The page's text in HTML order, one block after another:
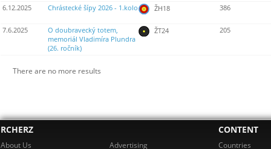
6.12.2025 Chrástecké šípy 2026 - 1.kolo ŽH18 386
7.6.2025
O doubravecký totem,
memoriál Vladimíra Plundra
(26. ročník)
ŽT24 205
There are no more results
RCHERZ
About Us Advertising
CONTENT
Countries